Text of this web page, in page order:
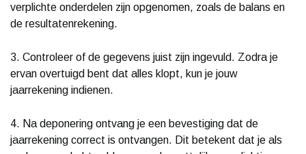
verplichte onderdelen zijn opgenomen, zoals de balans en
de resultatenrekening.
3. Controleer of de gegevens juist zijn ingevuld. Zodra je
ervan overtuigd bent dat alles klopt, kun je jouw
jaarrekening indienen.
4. Na deponering ontvang je een bevestiging dat de
jaarrekening correct is ontvangen. Dit betekent dat je als